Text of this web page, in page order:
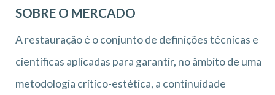
SOBRE O MERCADO
A restauração é o conjunto de definições técnicas e
científicas aplicadas para garantir, no âmbito de uma
metodologia crítico-estética, a continuidade